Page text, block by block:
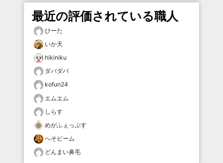
最近の評価されている職人
ひーた
いか天
hikiniku
ダバダバ
kofun24
エムエム
しらす
めがふぇっぷす
へそビーム
どんまい鼻毛